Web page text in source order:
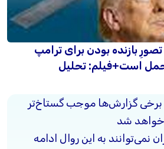
بازنده بودن برای ترامپ
است+فیلم: تحلیل
برخی گزارش‌ها موجب گستاخ‌تر
شد
نمی‌توانند به این روال ادامه